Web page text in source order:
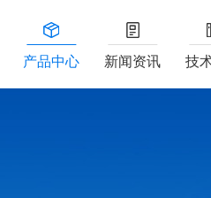
产品中心 新闻资讯 技